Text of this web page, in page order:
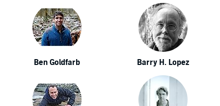
Ben Goldfarb Barry H. Lopez